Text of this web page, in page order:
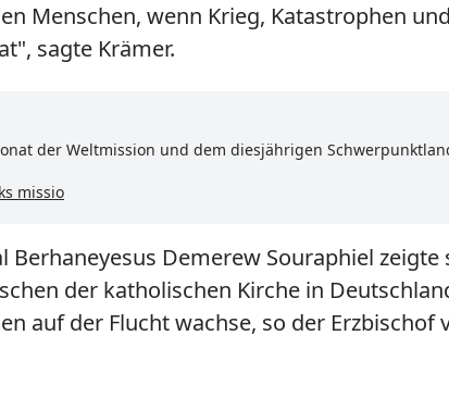
Menschen, wenn Krieg, Katastrophen
sagte Krämer.
der Weltmission und dem diesjährigen
missio
Berhaneyesus Demerew Souraphiel
der katholischen Kirche in
auf der Flucht wachse, so der